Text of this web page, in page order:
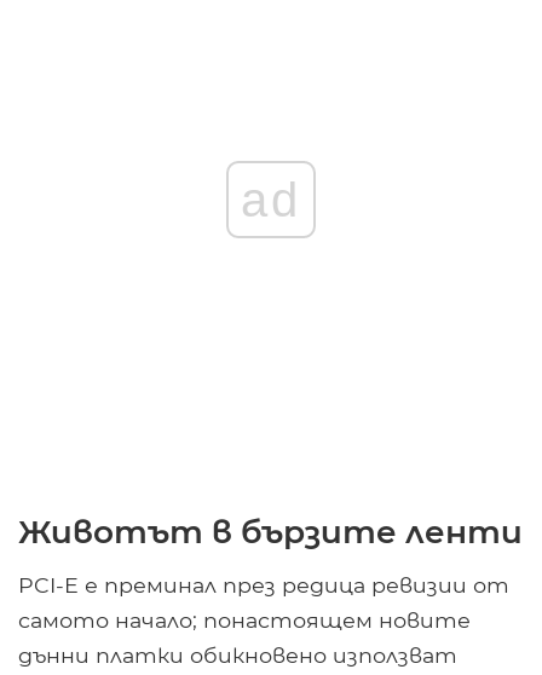
ad
Животът в бързите ленти
PCI-E е преминал през редица ревизии от
самото начало; понастоящем новите
дънни платки обикновено използват